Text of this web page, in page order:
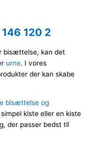
120 2
bisættelse, kan det
urne. I vores
der kan skabe
bisættelse og
kiste eller en kiste
der passer bedst til